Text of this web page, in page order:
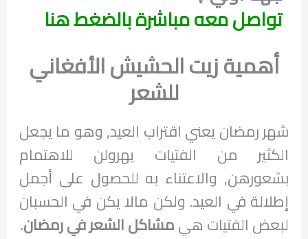
تواصل معه مباشرة بالضغط هنا
أهمية زيت الحشيش الأفغاني
للشعر
شهر رمضان يعني اقتراب العيد, وهو ما يجعل
الكثير من الفتيات يهرولن للاهتمام
بشعورهن, والاعتناء به للحصول على أجمل
إطلالة في العيد. ولكن مالا يكن في الحسبان
لبعض الفتيات هيمشاكل الشعر في رمضان.